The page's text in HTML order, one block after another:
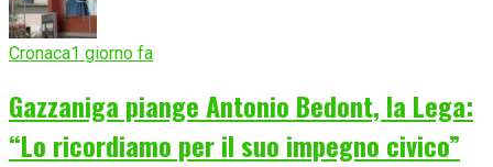
Cronaca1 giorno fa
Gazzaniga piange Antonio Bedont, la Lega:
“Lo ricordiamo per il suo impegno civico”